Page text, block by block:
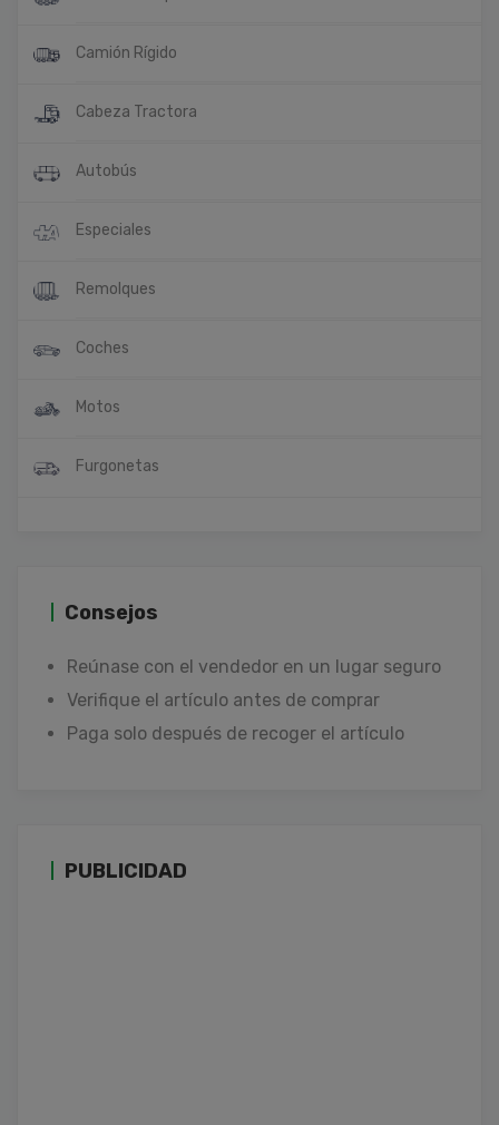
Camión Rígido
Cabeza Tractora
Autobús
Especiales
Remolques
Coches
Motos
Furgonetas
Consejos
Reúnase con el vendedor en un lugar seguro
Verifique el artículo antes de comprar
Paga solo después de recoger el artículo
PUBLICIDAD